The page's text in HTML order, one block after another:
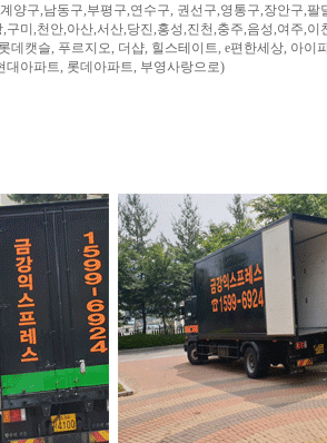
양구,남동구,부평구,연수구, 권선구,영통구,장안구,
구미,천안,아산,서산,당진,홍성,진천,충주,음성,여주,이
데캣슬, 푸르지오, 더샵, 힐스테이트, e편한세상, 아이
대아파트, 롯데아파트, 부영사랑으로)